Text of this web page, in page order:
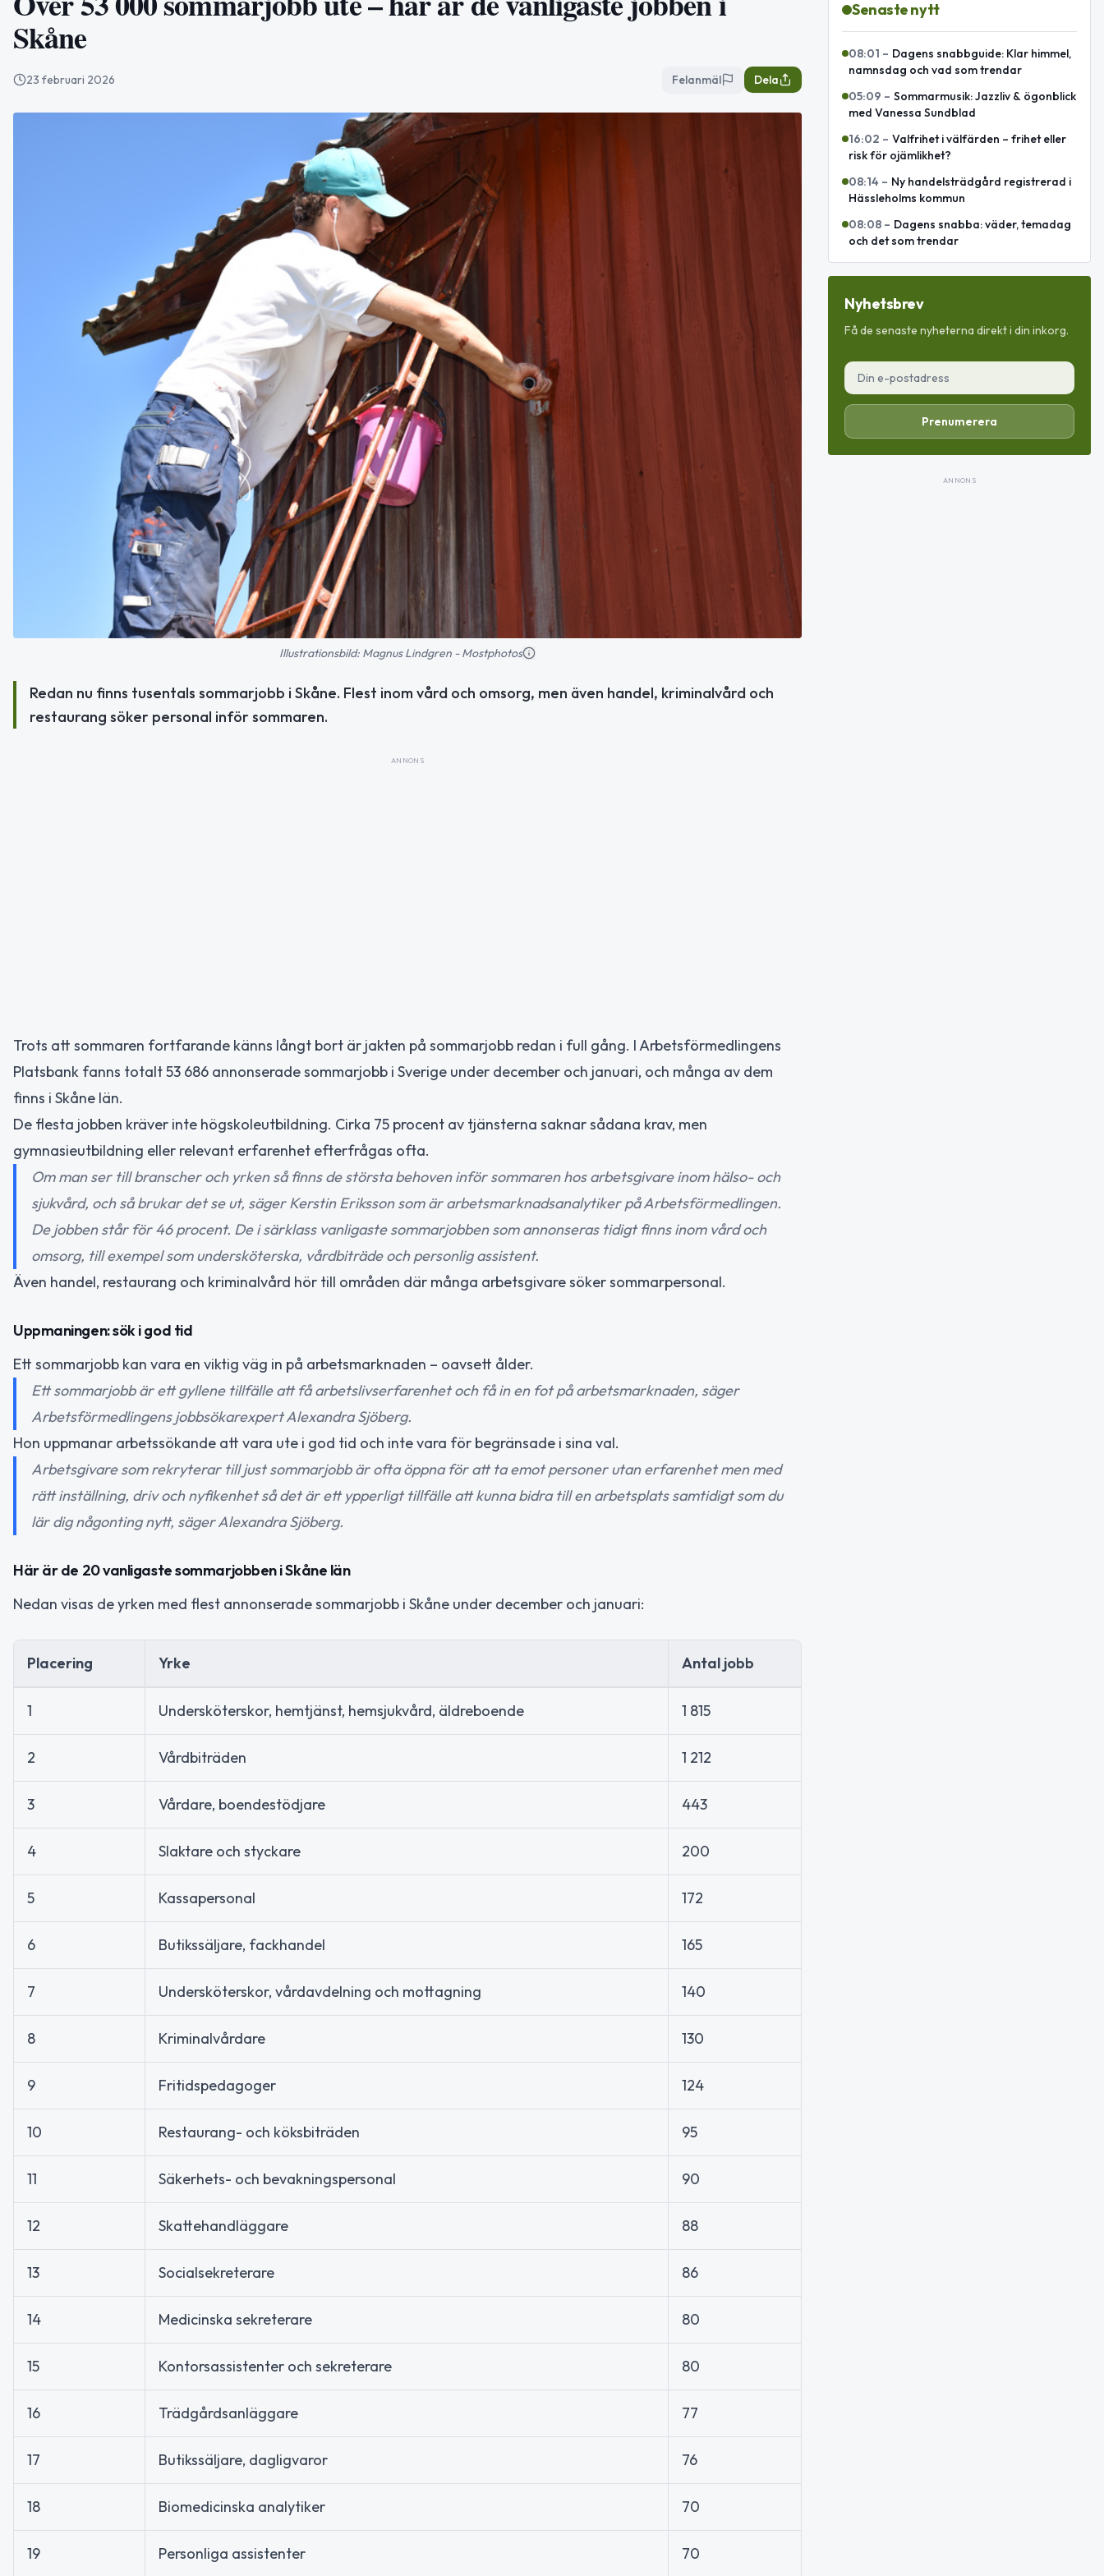
Skåne
23 februari 2026 Felanmäl Dela
Illustrationsbild: Magnus Lindgren - Mostphotos
Redan nu finns tusentals sommarjobb i Skåne. Flest inom vård och omsorg, men även handel, kriminalvård och
restaurang söker personal inför sommaren.
ANNONS
Trots att sommaren fortfarande känns långt bort är jakten på sommarjobb redan i full gång. I Arbetsförmedlingens
Platsbank fanns totalt 53 686 annonserade sommarjobb i Sverige under december och januari, och många av dem
finns i Skåne län.
De flesta jobben kräver inte högskoleutbildning. Cirka 75 procent av tjänsterna saknar sådana krav, men
gymnasieutbildning eller relevant erfarenhet efterfrågas ofta.
Om man ser till branscher och yrken så finns de största behoven inför sommaren hos arbetsgivare inom hälso- och
sjukvård, och så brukar det se ut, säger Kerstin Eriksson som är arbetsmarknadsanalytiker på Arbetsförmedlingen.
De jobben står för 46 procent. De i särklass vanligaste sommarjobben som annonseras tidigt finns inom vård och
omsorg, till exempel som undersköterska, vårdbiträde och personlig assistent.
Även handel, restaurang och kriminalvård hör till områden där många arbetsgivare söker sommarpersonal.
Uppmaningen: sök i god tid
Ett sommarjobb kan vara en viktig väg in på arbetsmarknaden – oavsett ålder.
Ett sommarjobb är ett gyllene tillfälle att få arbetslivserfarenhet och få in en fot på arbetsmarknaden, säger
Arbetsförmedlingens jobbsökarexpert Alexandra Sjöberg.
Hon uppmanar arbetssökande att vara ute i god tid och inte vara för begränsade i sina val.
Arbetsgivare som rekryterar till just sommarjobb är ofta öppna för att ta emot personer utan erfarenhet men med
rätt inställning, driv och nyfikenhet så det är ett ypperligt tillfälle att kunna bidra till en arbetsplats samtidigt som du
lär dig någonting nytt, säger Alexandra Sjöberg.
Här är de 20 vanligaste sommarjobben i Skåne län
Nedan visas de yrken med flest annonserade sommarjobb i Skåne under december och januari:
Placering Yrke Antal jobb
1 Undersköterskor, hemtjänst, hemsjukvård, äldreboende 1 815
2 Vårdbiträden 1 212
3 Vårdare, boendestödjare 443
4 Slaktare och styckare 200
5 Kassapersonal 172
6 Butikssäljare, fackhandel 165
7 Undersköterskor, vårdavdelning och mottagning 140
8 Kriminalvårdare 130
9 Fritidspedagoger 124
10 Restaurang- och köksbiträden 95
11 Säkerhets- och bevakningspersonal 90
12 Skattehandläggare 88
13 Socialsekreterare 86
14 Medicinska sekreterare 80
15 Kontorsassistenter och sekreterare 80
16 Trädgårdsanläggare 77
17 Butikssäljare, dagligvaror 76
18 Biomedicinska analytiker 70
19 Personliga assistenter 70
Senaste nytt
08:01 – Dagens snabbguide: Klar himmel,
namnsdag och vad som trendar
05:09 – Sommarmusik: Jazzliv & ögonblick
med Vanessa Sundblad
16:02 – Valfrihet i välfärden – frihet eller
risk för ojämlikhet?
08:14 – Ny handelsträdgård registrerad i
Hässleholms kommun
08:08 – Dagens snabba: väder, temadag
och det som trendar
Nyhetsbrev
Få de senaste nyheterna direkt i din inkorg.
Prenumerera
ANNONS